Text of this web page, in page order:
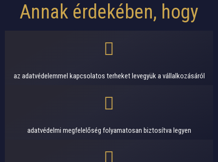
Annak érdekében, hogy
az adatvédelemmel kapcsolatos terheket levegyük a vállalkozásáról
adatvédelmi megfelelőség folyamatosan biztosítva legyen